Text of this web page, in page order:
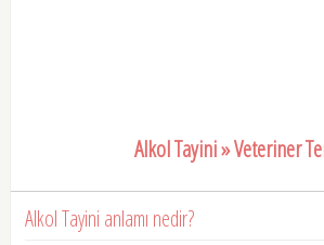
Alkol Tayini » Veteriner
Alkol Tayini anlamı nedir?